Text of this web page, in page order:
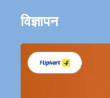
विज्ञापन